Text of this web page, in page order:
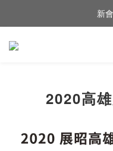
新
2020高